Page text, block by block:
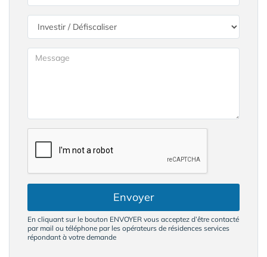
Envoyer
En cliquant sur le bouton ENVOYER vous acceptez d’être contacté
par mail ou téléphone par les opérateurs de résidences services
répondant à votre demande